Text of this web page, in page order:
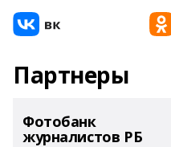
Партнеры
Фотобанк
журналистов РБ